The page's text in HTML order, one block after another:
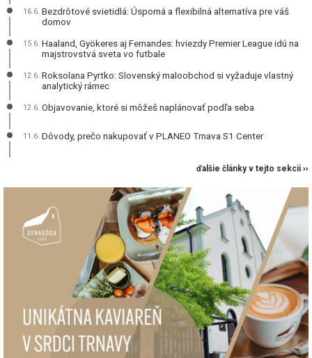
16.6. Bezdrôtové svietidlá: Úsporná a flexibilná alternatíva pre váš
domov
15.6. Haaland, Gyökeres aj Fernandes: hviezdy Premier League idú na
majstrovstvá sveta vo futbale
12.6. Roksolana Pyrtko: Slovenský maloobchod si vyžaduje vlastný
analytický rámec
12.6. Objavovanie, ktoré si môžeš naplánovať podľa seba
11.6. Dôvody, prečo nakupovať v PLANEO Trnava S1 Center
ďalšie články v tejto sekcii ››